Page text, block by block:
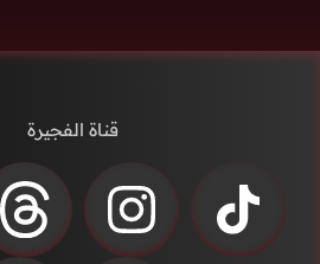
قناة الفجيرة